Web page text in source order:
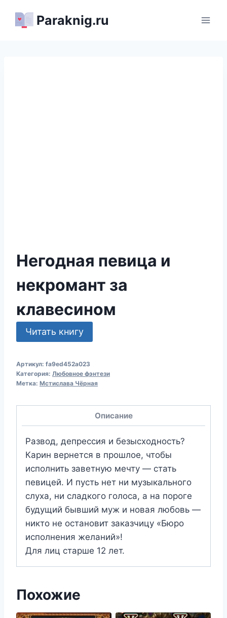
Paraknig.ru
Негодная певица и
некромант за
клавесином
Читать книгу
Артикул: fa9ed452a023
Категория: Любовное фэнтези
Метка: Мстислава Чёрная
Описание
Развод, депрессия и безысходность?
Карин вернется в прошлое, чтобы
исполнить заветную мечту — стать
певицей. И пусть нет ни музыкального
слуха, ни сладкого голоса, а на пороге
будущий бывший муж и новая любовь —
никто не остановит заказчицу «Бюро
исполнения желаний»!
Для лиц старше 12 лет.
Похожие